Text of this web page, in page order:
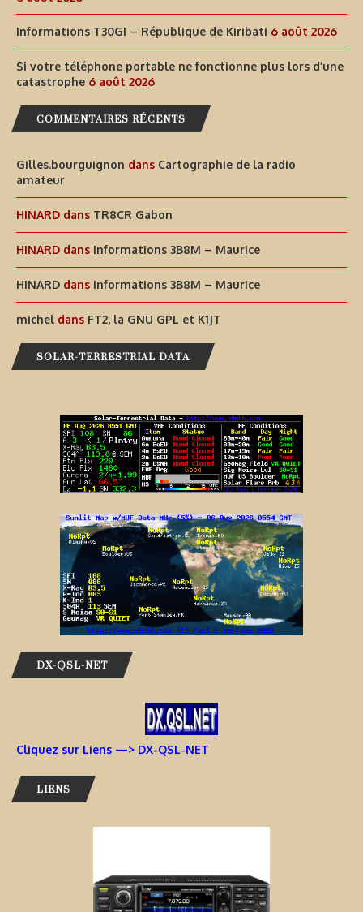
Informations T30GI – République de Kiribati 6 août 2026
Si votre téléphone portable ne fonctionne plus lors d’une
catastrophe 6 août 2026
COMMENTAIRES RÉCENTS
Gilles.bourguignon dans Cartographie de la radio
amateur
HINARD dans TR8CR Gabon
HINARD dans Informations 3B8M – Maurice
HINARD dans Informations 3B8M – Maurice
michel dans FT2, la GNU GPL et K1JT
SOLAR-TERRESTRIAL DATA
DX-QSL-NET
Cliquez sur Liens —> DX-QSL-NET
LIENS